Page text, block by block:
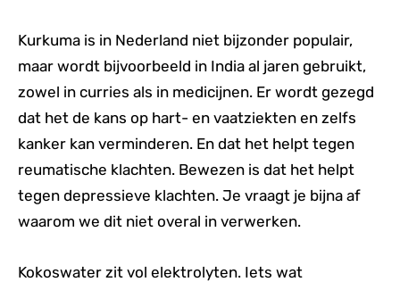
Kurkuma is in Nederland niet bijzonder populair,
maar wordt bijvoorbeeld in India al jaren gebruikt,
zowel in curries als in medicijnen. Er wordt gezegd
dat het de kans op hart- en vaatziekten en zelfs
kanker kan verminderen. En dat het helpt tegen
reumatische klachten. Bewezen is dat het helpt
tegen depressieve klachten. Je vraagt je bijna af
waarom we dit niet overal in verwerken.
Kokoswater zit vol elektrolyten. Iets wat